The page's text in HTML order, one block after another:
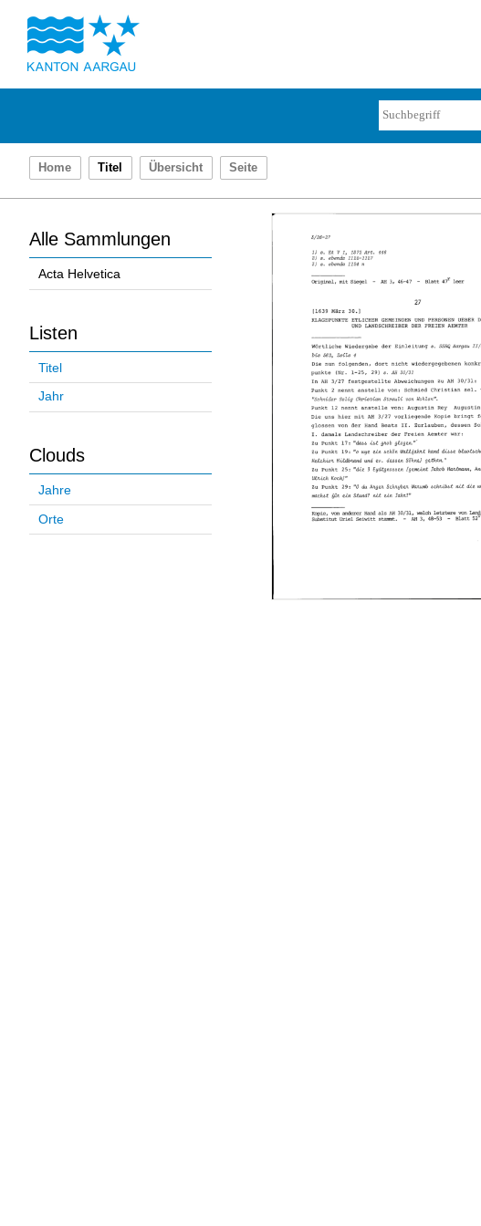
Home Titel Übersicht Seite
Alle Sammlungen
Acta Helvetica
Listen
Titel
Jahr
Clouds
Jahre
Orte